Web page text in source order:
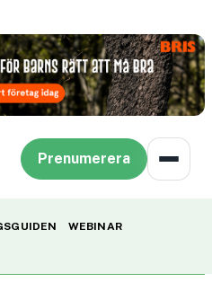
Prenumerera
WEBINAR